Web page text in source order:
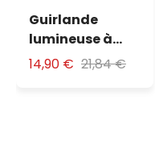
Guirlande
lumineuse à
piles 20 m, 500
14,90 € 21,84 €